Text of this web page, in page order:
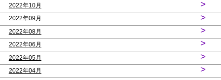
2022年10月 >
2022年09月 >
2022年08月 >
2022年06月 >
2022年05月 >
2022年04月 >